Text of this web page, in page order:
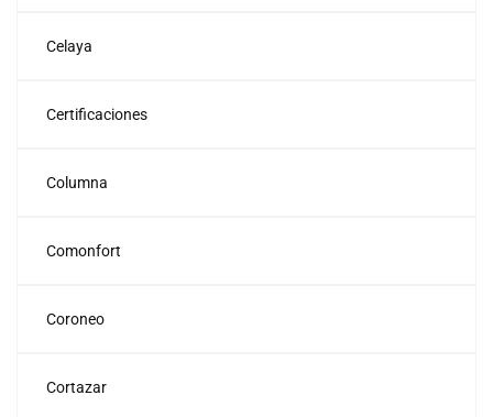
Celaya
Certificaciones
Columna
Comonfort
Coroneo
Cortazar